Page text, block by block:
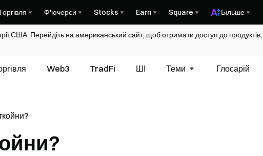
Ф'ючерси Stocks Earn Square Більше
США. Перейдіть на американський сайт, щоб отримати доступ до
Web3 TradFi ШІ Теми Глосарій